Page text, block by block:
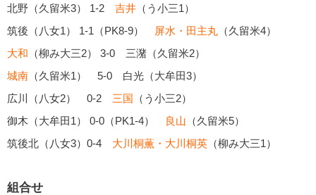
北野（久留米3） 1-2 吉井 （う小三1）
筑後（八女1） 1-1（PK8-9）
屏水・田主丸 （久留米4）
大和 （柳み大三2） 3-0 三潴（久留米2）
城南 （久留米1） 5-0 白光（大牟田3）
広川（八女2） 0-2 三国 （う小三2）
御木（大牟田1） 0-0（PK1-4）
良山 （久留米5）
筑後北（八女3）0-4 大川桐薫・大川桐英 （柳み大三1）
組合せ